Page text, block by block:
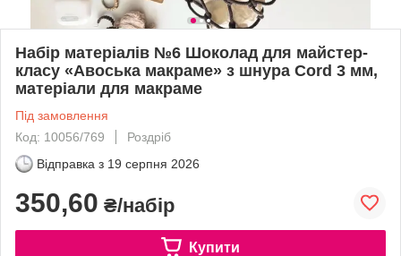
Набір матеріалів №6 Шоколад для майстер-
класу «Авоська макраме» з шнура Cord 3 мм,
матеріали для макраме
Під замовлення
Код: 10056/769
Роздріб
Відправка з 19 серпня 2026
350,60 ₴/набір
Купити